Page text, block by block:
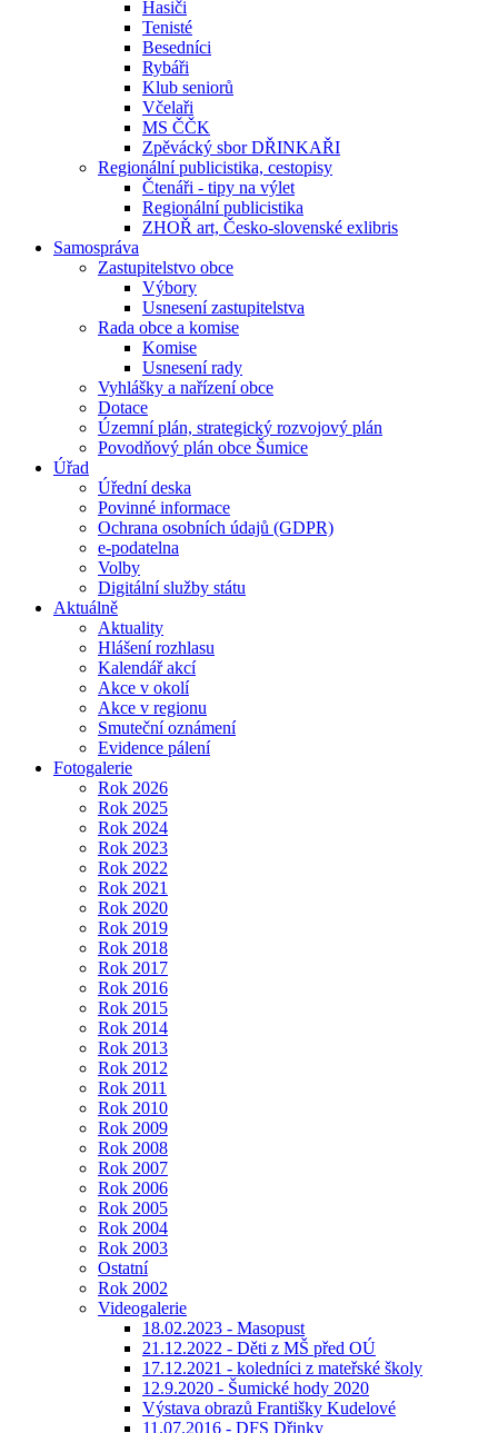
Hasiči
Tenisté
Besedníci
Rybáři
Klub seniorů
Včelaři
MS ČČK
Zpěvácký sbor DŘINKAŘI
Regionální publicistika, cestopisy
Čtenáři - tipy na výlet
Regionální publicistika
ZHOŘ art, Česko-slovenské exlibris
Samospráva
Zastupitelstvo obce
Výbory
Usnesení zastupitelstva
Rada obce a komise
Komise
Usnesení rady
Vyhlášky a nařízení obce
Dotace
Územní plán, strategický rozvojový plán
Povodňový plán obce Šumice
Úřad
Úřední deska
Povinné informace
Ochrana osobních údajů (GDPR)
e-podatelna
Volby
Digitální služby státu
Aktuálně
Aktuality
Hlášení rozhlasu
Kalendář akcí
Akce v okolí
Akce v regionu
Smuteční oznámení
Evidence pálení
Fotogalerie
Rok 2026
Rok 2025
Rok 2024
Rok 2023
Rok 2022
Rok 2021
Rok 2020
Rok 2019
Rok 2018
Rok 2017
Rok 2016
Rok 2015
Rok 2014
Rok 2013
Rok 2012
Rok 2011
Rok 2010
Rok 2009
Rok 2008
Rok 2007
Rok 2006
Rok 2005
Rok 2004
Rok 2003
Ostatní
Rok 2002
Videogalerie
18.02.2023 - Masopust
21.12.2022 - Děti z MŠ před OÚ
17.12.2021 - koledníci z mateřské školy
12.9.2020 - Šumické hody 2020
Výstava obrazů Františky Kudelové
11.07.2016 - DFS Dřinky